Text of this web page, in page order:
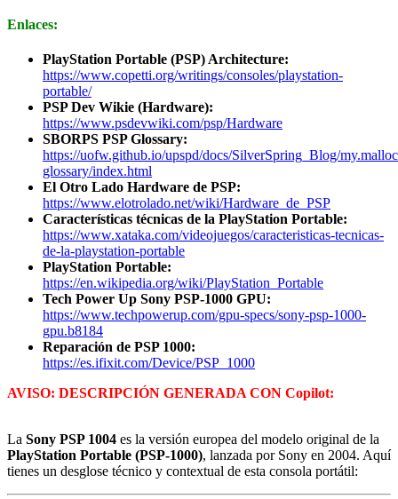
Enlaces:
PlayStation Portable (PSP) Architecture:
https://www.copetti.org/writings/consoles/playstation-
portable/
PSP Dev Wikie (Hardware):
https://www.psdevwiki.com/psp/Hardware
SBORPS PSP Glossary:
https://uofw.github.io/upspd/docs/SilverSpring_Blog/
glossary/index.html
El Otro Lado Hardware de PSP:
https://www.elotrolado.net/wiki/Hardware_de_PSP
Características técnicas de la PlayStation Portable:
https://www.xataka.com/videojuegos/caracteristicas-tecnicas-
de-la-playstation-portable
PlayStation Portable:
https://en.wikipedia.org/wiki/PlayStation_Portable
Tech Power Up Sony PSP-1000 GPU:
https://www.techpowerup.com/gpu-specs/sony-psp-1000-
gpu.b8184
Reparación de PSP 1000:
https://es.ifixit.com/Device/PSP_1000
AVISO: DESCRIPCIÓN GENERADA CON Copilot:
La Sony PSP 1004 es la versión europea del modelo original de la
PlayStation Portable (PSP-1000), lanzada por Sony en 2004. Aquí
tienes un desglose técnico y contextual de esta consola portátil: